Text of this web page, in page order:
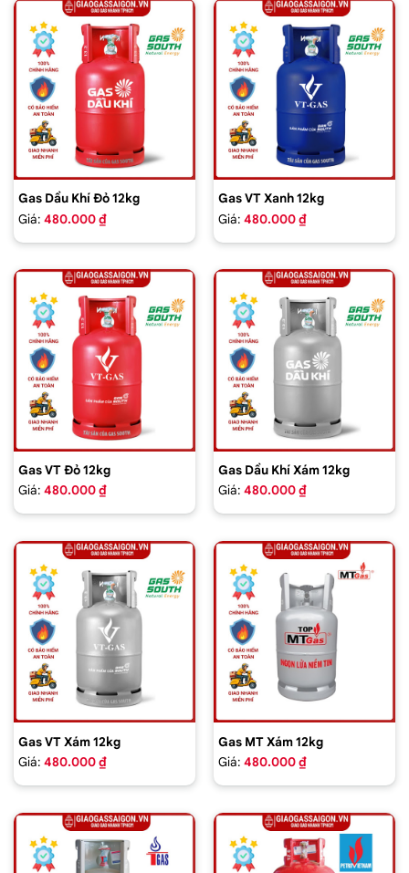
Gas Dầu Khí Đỏ 12kg
Giá: 480.000 ₫
Gas VT Xanh 12kg
Giá: 480.000 ₫
Gas VT Đỏ 12kg
Giá: 480.000 ₫
Gas Dầu Khí Xám 12kg
Giá: 480.000 ₫
Gas VT Xám 12kg
Giá: 480.000 ₫
Gas MT Xám 12kg
Giá: 480.000 ₫